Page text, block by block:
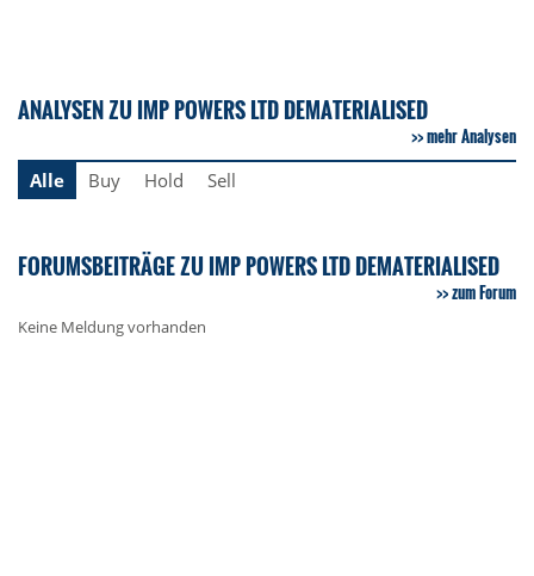
ANALYSEN ZU IMP POWERS LTD DEMATERIALISED
mehr Analysen
Alle
Buy Hold Sell
FORUMSBEITRÄGE ZU IMP POWERS LTD DEMATERIALISED
zum Forum
Keine Meldung vorhanden